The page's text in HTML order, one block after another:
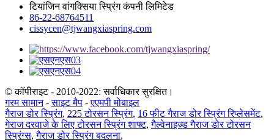
टियांजिन वांगक्सिया स्प्रिंग कंपनी लिमिटेड
86-22-68764511
cissycen@tjwangxiaspring.com
© कॉपीराइट - 2010-2022: सर्वाधिकार सुरक्षित।
गरम सामान-साइट मैप -एएमपी मोबाइल
गैराज डोर स्प्रिंग, 225 टोरसन स्प्रिंग, 16 फीट गैराज डोर स्प्रिंग रिप्लेसमेंट,
गेराज दरवाजे के लिए टोरसन स्प्रिंग शाफ्ट,गैल्वेनाइज्ड गैराज डोर टोरसन
स्प्रिंग्स,गैराज डोर स्प्रिंग बदलना,